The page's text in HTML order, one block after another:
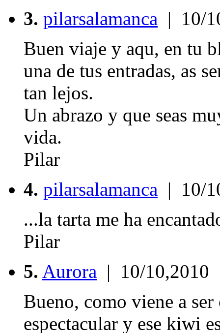
3. pilarsalamanca | 10/
Buen viaje y aqu, en tu
una de tus entradas, as
tan lejos.
Un abrazo y que seas
vida.
Pilar
4. pilarsalamanca | 10/
...la tarta me ha
Pilar
5. Aurora | 10/10,2010
Bueno, como viene a
espectacular y ese kiwi